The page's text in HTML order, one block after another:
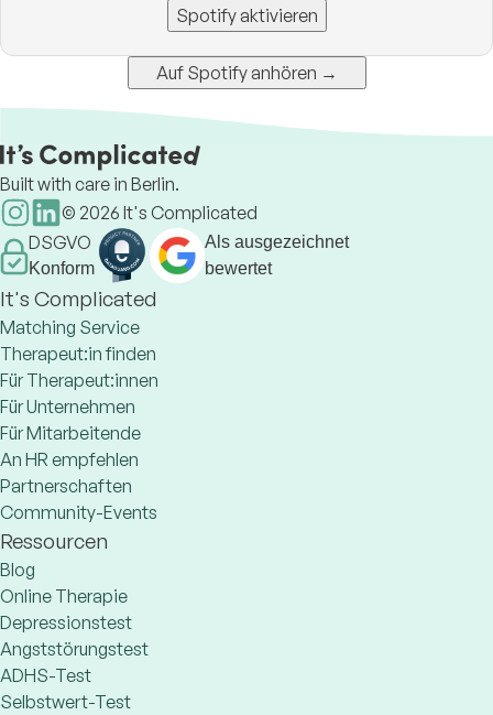
Spotify aktivieren
Auf Spotify anhören →
Built with care in Berlin.
© 2026 It's Complicated
DSGVO
Konform
Als ausgezeichnet
bewertet
It's Complicated
Matching Service
Therapeut:in finden
Für Therapeut:innen
Für Unternehmen
Für Mitarbeitende
An HR empfehlen
Partnerschaften
Community-Events
Ressourcen
Blog
Online Therapie
Depressionstest
Angststörungstest
ADHS-Test
Selbstwert-Test